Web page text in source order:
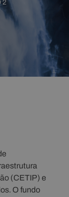
2
(CETIP) e
O fundo